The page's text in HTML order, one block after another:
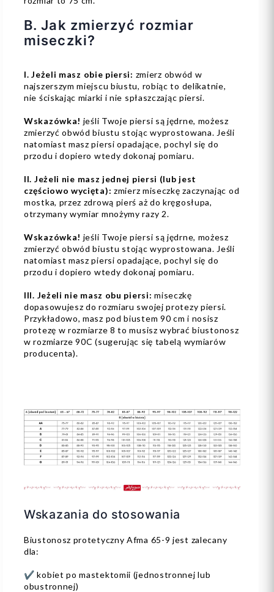
B. Jak zmierzyć rozmiar
miseczki?
I. Jeżeli masz obie piersi: zmierz obwód w
najszerszym miejscu biustu, robiąc to delikatnie,
nie ściskając miarki i nie spłaszczając piersi.
Wskazówka! jeśli Twoje piersi są jędrne, możesz
zmierzyć obwód biustu stojąc wyprostowana. Jeśli
natomiast masz piersi opadające, pochyl się do
przodu i dopiero wtedy dokonaj pomiaru.
II. Jeżeli nie masz jednej piersi (lub jest
częściowo wycięta): zmierz miseczkę zaczynając od
mostka, przez zdrową pierś aż do kręgosłupa,
otrzymany wymiar mnożymy razy 2.
Wskazówka! jeśli Twoje piersi są jędrne, możesz
zmierzyć obwód biustu stojąc wyprostowana. Jeśli
natomiast masz piersi opadające, pochyl się do
przodu i dopiero wtedy dokonaj pomiaru.
III. Jeżeli nie masz obu piersi: miseczkę
dopasowujesz do rozmiaru swojej protezy piersi.
Przykładowo, masz pod biustem 90 cm i nosisz
protezę w rozmiarze 8 to musisz wybrać biustonosz
w rozmiarze 90C (sugerując się tabelą wymiarów
producenta).
Wskazania do stosowania
Biustonosz protetyczny Afma 65-9 jest zalecany
dla:
✔️ kobiet po mastektomii (jednostronnej lub
obustronnej)